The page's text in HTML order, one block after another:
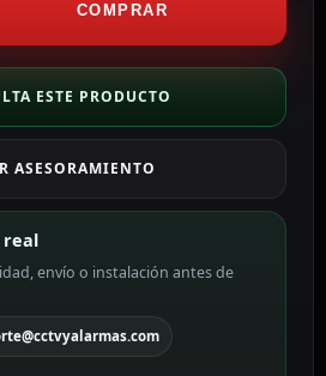
COMPRAR
ESTE PRODUCTO
ASESORAMIENTO
real
envío o instalación antes de